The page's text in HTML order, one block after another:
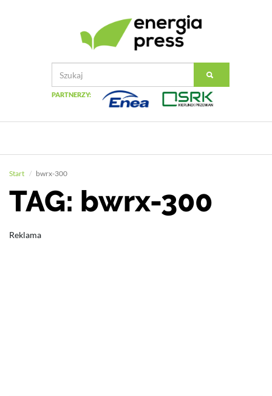
PARTNERZY:
Start bwrx-300
TAG: bwrx-300
Reklama